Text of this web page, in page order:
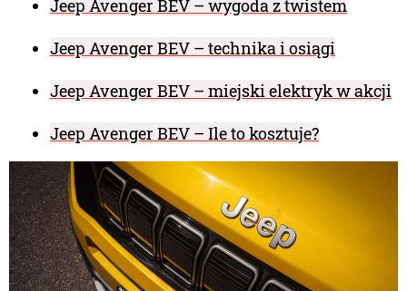
Jeep Avenger BEV – wygoda z twistem
Jeep Avenger BEV – technika i osiągi
Jeep Avenger BEV – miejski elektryk w akcji
Jeep Avenger BEV – Ile to kosztuje?